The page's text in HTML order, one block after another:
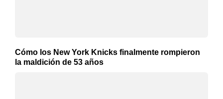
Cómo los New York Knicks finalmente rompieron
la maldición de 53 años